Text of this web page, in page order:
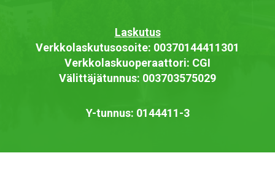
Laskutus
Verkkolaskutusosoite: 00370144411301
Verkkolaskuoperaattori: CGI
Välittäjätunnus: 003703575029
Y-tunnus: 0144411-3